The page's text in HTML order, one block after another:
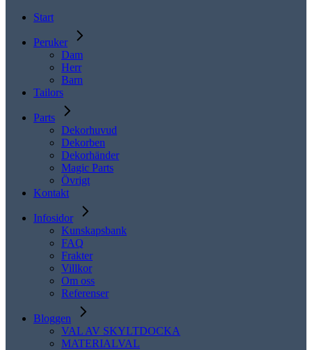
Start
Peruker
Dam
Herr
Barn
Tailors
Parts
Dekorhuvud
Dekorben
Dekorhänder
Magic Parts
Övrigt
Kontakt
Infosidor
Kunskapsbank
FAQ
Frakter
Villkor
Om oss
Referenser
Bloggen
VAL AV SKYLTDOCKA
MATERIALVAL